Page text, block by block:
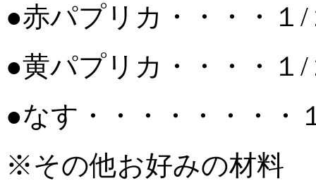
●赤パプリカ・・・・１/
●黄パプリカ・・・・１/
●なす・・・・・・・・
※その他お好みの材料